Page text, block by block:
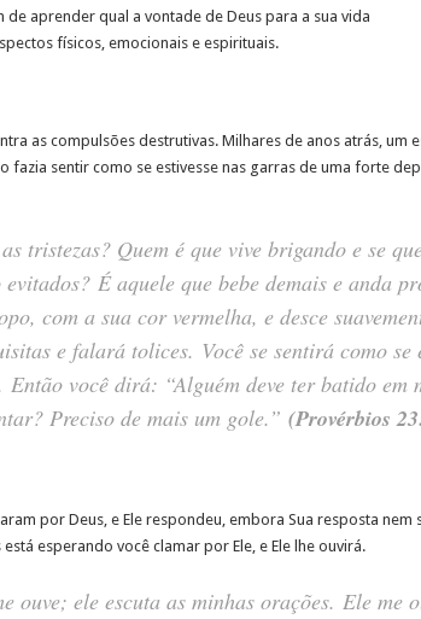
aprender qual a vontade de Deus para a sua vida
físicos, emocionais e espirituais.
as compulsões destrutivas. Milhares de anos atrás, um
sentir como se estivesse nas garras de uma forte
tristezas? Quem é que vive brigando e se
É aquele que bebe demais e anda
com a sua cor vermelha, e desce
e falará tolices. Você se sentirá como
você dirá: “Alguém deve ter batido em
Preciso de mais um gole.” (Provérbios
por Deus, e Ele respondeu, embora Sua resposta
esperando você clamar por Ele, e Ele lhe ouvirá.
ouve; ele escuta as minhas orações. Ele me